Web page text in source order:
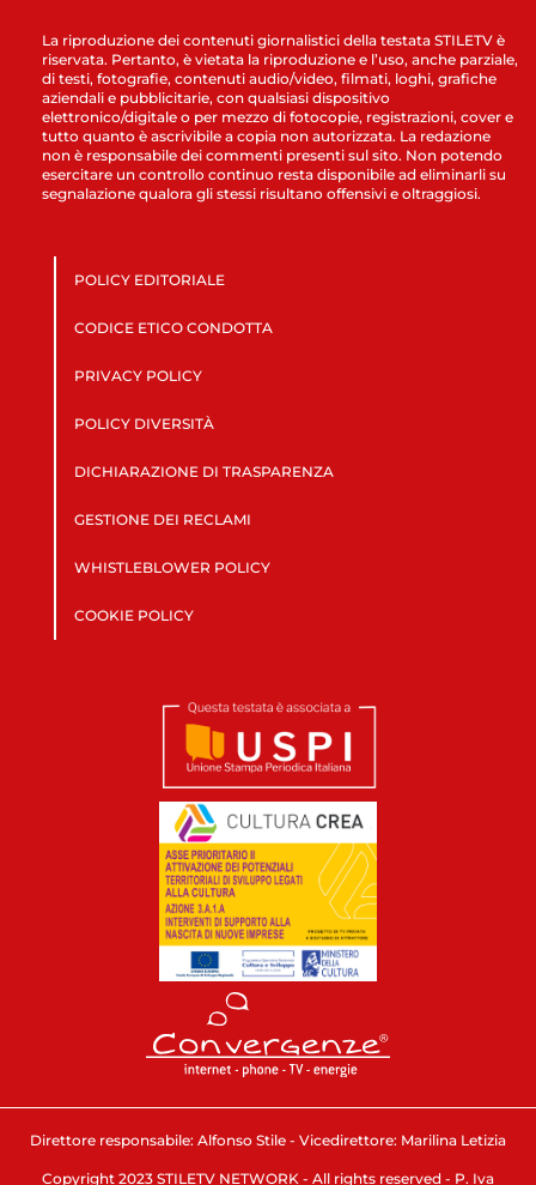
La riproduzione dei contenuti giornalistici della testata STILETV è
riservata. Pertanto, è vietata la riproduzione e l’uso, anche parziale,
di testi, fotografie, contenuti audio/video, filmati, loghi, grafiche
aziendali e pubblicitarie, con qualsiasi dispositivo
elettronico/digitale o per mezzo di fotocopie, registrazioni, cover e
tutto quanto è ascrivibile a copia non autorizzata. La redazione
non è responsabile dei commenti presenti sul sito. Non potendo
esercitare un controllo continuo resta disponibile ad eliminarli su
segnalazione qualora gli stessi risultano offensivi e oltraggiosi.
POLICY EDITORIALE
CODICE ETICO CONDOTTA
PRIVACY POLICY
POLICY DIVERSITÀ
DICHIARAZIONE DI TRASPARENZA
GESTIONE DEI RECLAMI
WHISTLEBLOWER POLICY
COOKIE POLICY
Direttore responsabile: Alfonso Stile - Vicedirettore: Marilina Letizia
Copyright 2023 STILETV NETWORK - All rights reserved - P. Iva